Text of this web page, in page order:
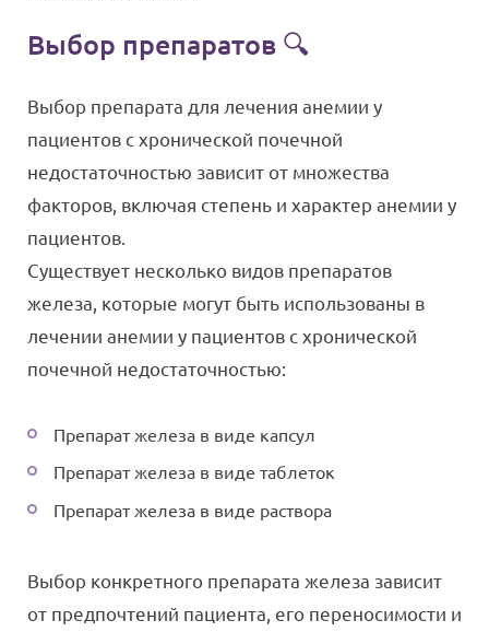
Выбор препаратов 🔍
Выбор препарата для лечения анемии у
пациентов с хронической почечной
недостаточностью зависит от множества
факторов, включая степень и характер анемии у
пациентов.
Существует несколько видов препаратов
железа, которые могут быть использованы в
лечении анемии у пациентов с хронической
почечной недостаточностью:
Препарат железа в виде капсул
Препарат железа в виде таблеток
Препарат железа в виде раствора
Выбор конкретного препарата железа зависит
от предпочтений пациента, его переносимости и